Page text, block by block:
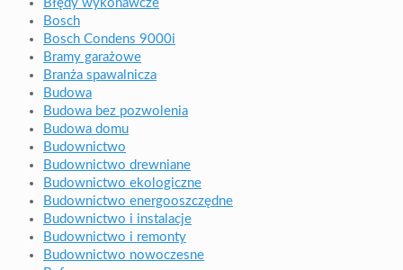
Błędy wykonawcze
Bosch
Bosch Condens 9000i
Bramy garażowe
Branża spawalnicza
Budowa
Budowa bez pozwolenia
Budowa domu
Budownictwo
Budownictwo drewniane
Budownictwo ekologiczne
Budownictwo energooszczędne
Budownictwo i instalacje
Budownictwo i remonty
Budownictwo nowoczesne